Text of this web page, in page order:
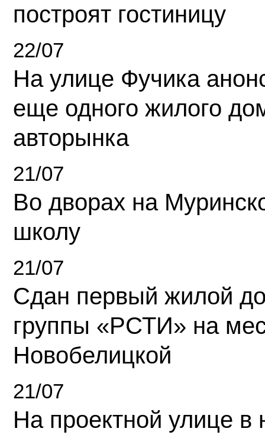
построят гостиницу
22/07
На улице Фучика
еще одного жилого
авторынка
21/07
Во дворах на
школу
21/07
Сдан первый жилой
группы «РСТИ» на
Новобелицкой
21/07
На проектной улице